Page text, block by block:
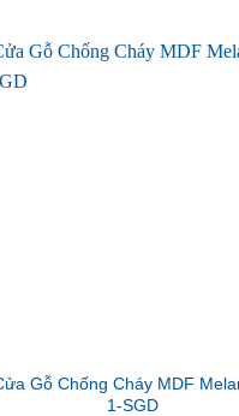
Gỗ Chống Cháy MDF
1-SGD